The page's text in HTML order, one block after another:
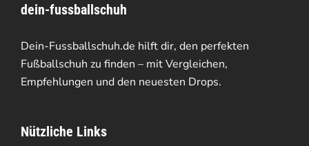
auf.
Die
Optionen
können
der
dein-fussballschuh
Dein-Fussballschuh.de hilft dir, den perfekten
Fußballschuh zu finden – mit Vergleichen,
Empfehlungen und den neuesten Drops.
Nützliche Links